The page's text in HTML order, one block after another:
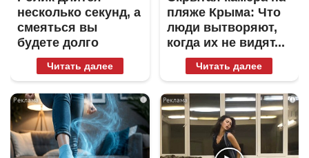
несколько секунд, а
смеяться вы
будете долго
Читать далее
пляже Крыма: Что
люди вытворяют,
когда их не видят...
Читать далее
i i